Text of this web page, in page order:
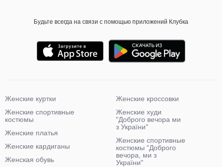
Будьте всегда на связи с помощью приложений Клубка
Женские куртки
Женские спортивные
костюмы
Женские платья
Женские кардиганы
Женская обувь
Женские кроссовки
Женские худи
"Доброго вечора ми
з України"
Женские спортивные
костюмы "Доброго
вечора, ми з
України"